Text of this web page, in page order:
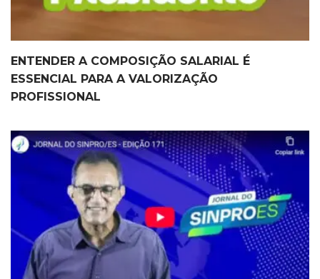
ENTENDER A COMPOSIÇÃO SALARIAL É
ESSENCIAL PARA A VALORIZAÇÃO
PROFISSIONAL